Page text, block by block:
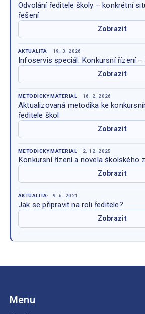
Odvolání ředitele školy – konkrétní
řešení
Zobrazit
AKTUALITA 19. 3. 2026
Infoservis speciál: Konkursní řízení –
Zobrazit
METODICKÝ MATERIÁL 16. 2. 2026
Aktualizovaná metodika ke
ředitele škol
Zobrazit
METODICKÝ MATERIÁL 2. 12. 2025
Konkursní řízení a novela školského
Zobrazit
AKTUALITA 9. 6. 2021
Jak se připravit na roli ředitele?
Zobrazit
Menu